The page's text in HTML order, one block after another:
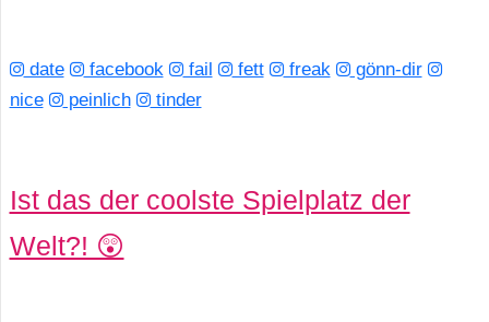
date facebook fail fett freak
gönn-dir
nice
peinlich tinder
Ist das der coolste Spielplatz der
Welt?! 😲